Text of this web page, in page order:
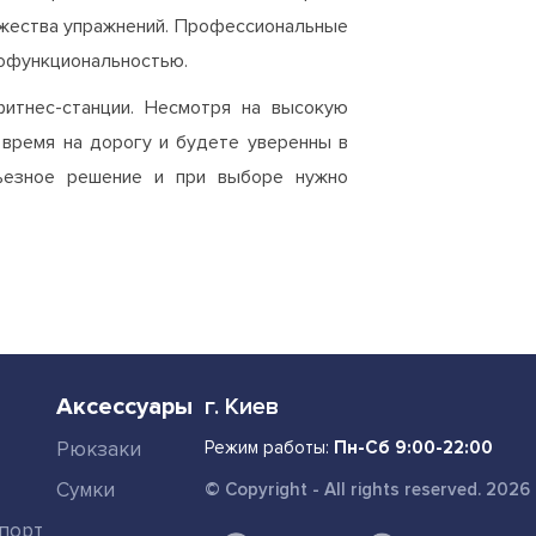
упражнений. Профессиональные
станции. Несмотря на высокую
на дорогу и будете уверенны в
решение и при выборе нужно
Аксессуары
Рюкзаки
Сумки
г. Киев
Режим работы: Пн-Сб 9:00-22:00
© Copyright - All rights reserved. 2026